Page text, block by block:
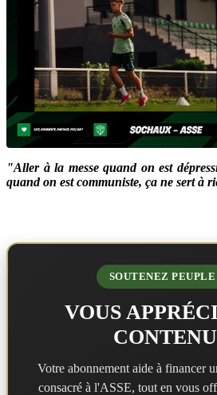
"Aller à la messe quand on est
quand on est communiste, ça ne sert à
SOUTENEZ
VOUS
Votre abonnement aide à financer
consacré à l'ASSE, tout en vous